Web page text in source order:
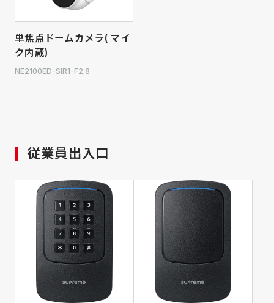
単焦点ドームカメラ( マイ
ク内蔵)
NE2100ED-SIR1-F2.8
従業員出入口